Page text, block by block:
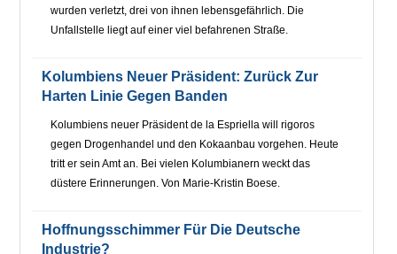
wurden verletzt, drei von ihnen lebensgefährlich. Die
Unfallstelle liegt auf einer viel befahrenen Straße.
Kolumbiens Neuer Präsident: Zurück Zur
Harten Linie Gegen Banden
Kolumbiens neuer Präsident de la Espriella will rigoros
gegen Drogenhandel und den Kokaanbau vorgehen. Heute
tritt er sein Amt an. Bei vielen Kolumbianern weckt das
düstere Erinnerungen. Von Marie-Kristin Boese.
Hoffnungsschimmer Für Die Deutsche
Industrie?